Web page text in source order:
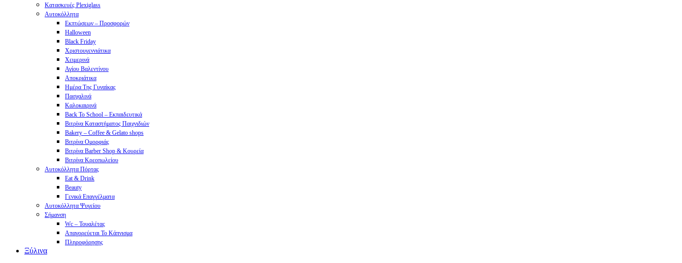
Κατασκευές Plexiglass
Αυτοκόλλητα
Εκπτώσεων – Προσφορών
Halloween
Black Friday
Χριστουγεννιάτικα
Χειμερινά
Αγίου Βαλεντίνου
Αποκριάτικα
Ημέρα Της Γυναίκας
Πασχαλινά
Καλοκαιρινά
Back To School – Εκπαιδευτικά
Βιτρίνα Καταστήματος Παιχνιδιών
Bakery – Coffee & Gelato shops
Βιτρίνα Ομορφιάς
Βιτρίνα Barber Shop & Κουρεία
Βιτρίνα Κρεοπωλείου
Αυτοκόλλητα Πόρτας
Eat & Drink
Beauty
Γενικά Επαγγέλματα
Αυτοκόλλητα Ψυγείου
Σήμανση
Wc – Τουαλέτας
Απαγορεύεται Το Κάπνισμα
Πληροφόρησης
Ξύλινα